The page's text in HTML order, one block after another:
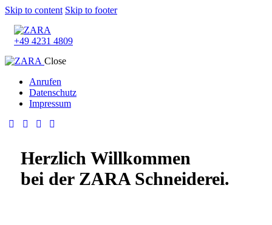
Skip to content Skip to footer
+49 4231 4809
Close
Anrufen
Datenschutz
Impressum
Herzlich Willkommen
bei der ZARA Schneiderei.